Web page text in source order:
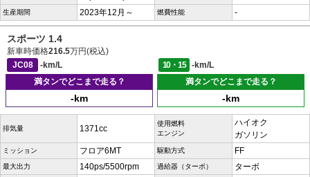
生産期間 2023年12月～ 燃費性能 -
スポーツ 1.4
新車時価格216.5万円(税込)
JC08
-km/L 10・15
-km/L
満タンでどこまで走る？
-km
満タンでどこまで走る？
-km
排気量 1371cc
使用燃料
エンジン
ハイオク
ガソリン
ミッション フロア6MT 駆動方式 FF
最大出力 140ps/5500rpm 過給器（ターボ） ターボ